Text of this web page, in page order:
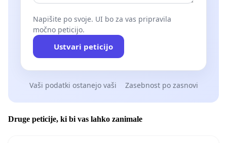
Napišite po svoje. UI bo za vas pripravila
močno peticijo.
Ustvari peticijo
Vaši podatki ostanejo vaši Zasebnost po zasnovi
Druge peticije, ki bi vas lahko zanimale